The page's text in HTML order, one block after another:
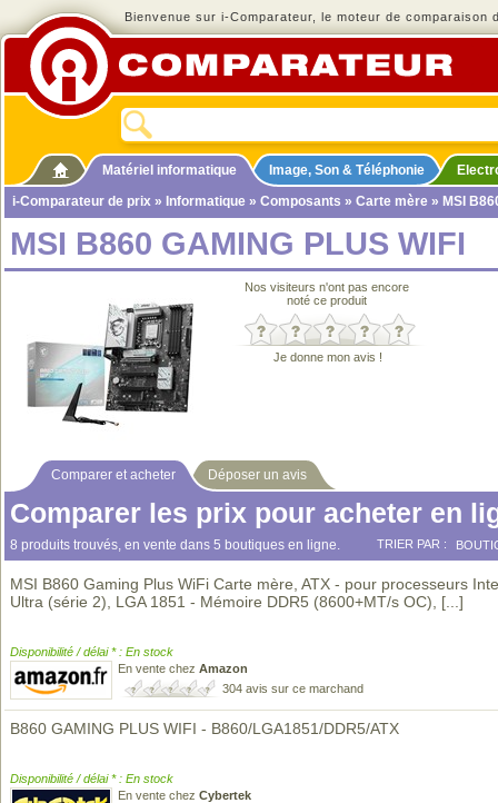
Bienvenue sur i-Comparateur, le moteur de comparaison
Matériel informatique Image, Son & Téléphonie
i-Comparateur de prix » Informatique » Composants » Carte mère » MSI
MSI B860 GAMING PLUS WIFI
Nos visiteurs n'ont pas encore
noté ce produit
Je donne mon avis !
Comparer et acheter Déposer un avis
Comparer les prix pour acheter en
8 produits trouvés, en vente dans 5 boutiques en ligne. TRIER PAR :
MSI B860 Gaming Plus WiFi Carte mère, ATX - pour processeurs
Ultra (série 2), LGA 1851 - Mémoire DDR5 (8600+MT/s OC), [...]
Disponibilité / délai * : En stock
En vente chez Amazon
304 avis sur ce marchand
B860 GAMING PLUS WIFI - B860/LGA1851/DDR5/ATX
Disponibilité / délai * : En stock
En vente chez Cybertek